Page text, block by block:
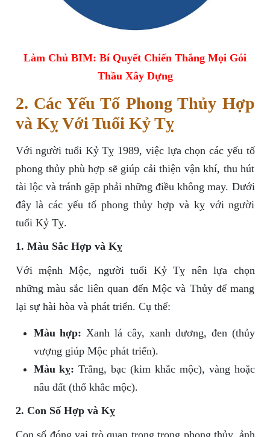
Làm Chủ BIM: Bí Quyết Chiến Thắng Mọi Gói
Thầu Xây Dựng
2. Các Yếu Tố Phong Thủy Hợp
và Kỵ Với Tuổi Kỷ Tỵ
Với người tuổi Kỷ Tỵ 1989, việc lựa chọn các yếu tố
phong thủy phù hợp sẽ giúp cải thiện vận khí, thu hút
tài lộc và tránh gặp phải những điều không may. Dưới
đây là các yếu tố phong thủy hợp và kỵ với người
tuổi Kỷ Tỵ.
1. Màu Sắc Hợp và Kỵ
Với mệnh Mộc, người tuổi Kỷ Tỵ nên lựa chọn
những màu sắc liên quan đến Mộc và Thủy để mang
lại sự hài hòa và phát triển. Cụ thể:
Màu hợp: Xanh lá cây, xanh dương, đen (thủy
vượng giúp Mộc phát triển).
Màu kỵ: Trắng, bạc (kim khắc mộc), vàng hoặc
nâu đất (thổ khắc mộc).
2. Con Số Hợp và Kỵ